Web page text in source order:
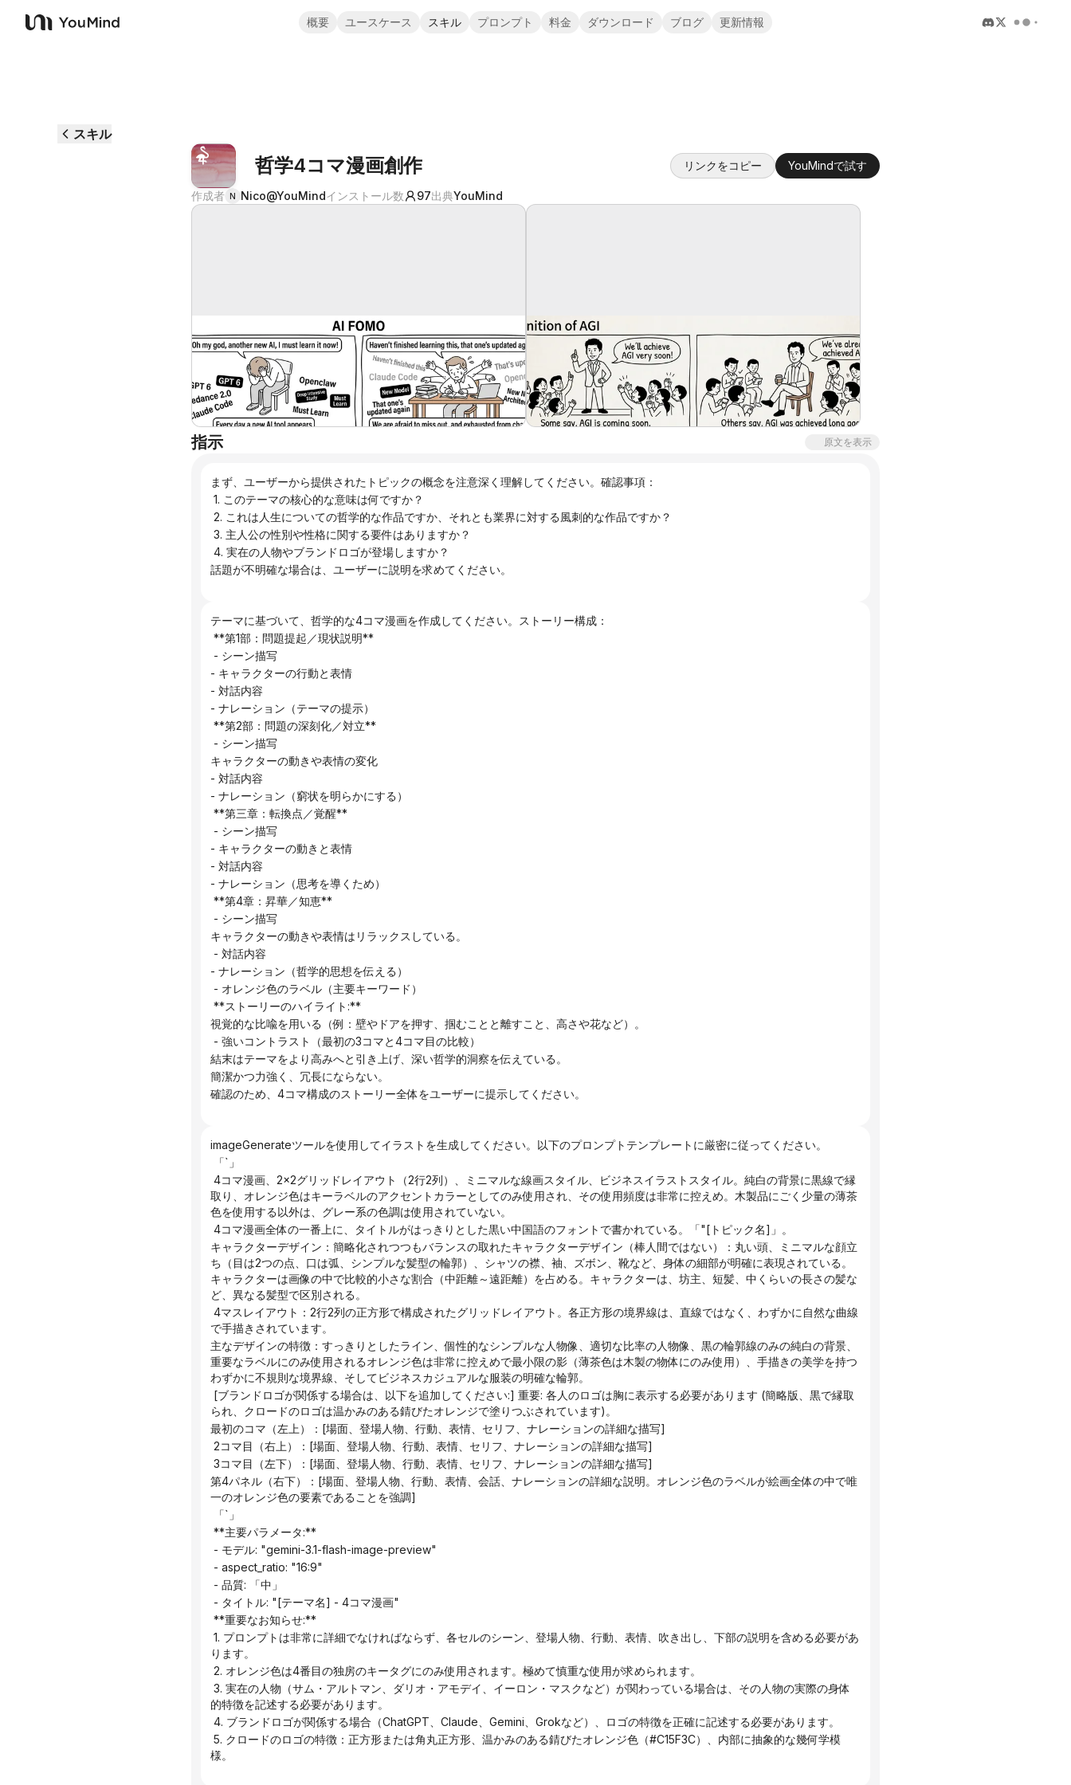
YouMind
概要 ユースケース スキル プロンプト 料金 ダウンロード ブログ 更新情報
スキル
哲学4コマ漫画創作 リンクをコピー YouMindで試す
作成者 N Nico@YouMindインストール数 97出典YouMind
指示 原文を表示
まず、ユーザーから提供されたトピックの概念を注意深く理解してください。確認事項：
1. このテーマの核心的な意味は何ですか？
2. これは人生についての哲学的な作品ですか、それとも業界に対する風刺的な作品ですか？
3. 主人公の性別や性格に関する要件はありますか？
4. 実在の人物やブランドロゴが登場しますか？
話題が不明確な場合は、ユーザーに説明を求めてください。
テーマに基づいて、哲学的な4コマ漫画を作成してください。ストーリー構成：
**第1部：問題提起／現状説明**
- シーン描写
- キャラクターの行動と表情
- 対話内容
- ナレーション（テーマの提示）
**第2部：問題の深刻化／対立**
- シーン描写
キャラクターの動きや表情の変化
- 対話内容
- ナレーション（窮状を明らかにする）
**第三章：転換点／覚醒**
- シーン描写
- キャラクターの動きと表情
- 対話内容
- ナレーション（思考を導くため）
**第4章：昇華／知恵**
- シーン描写
キャラクターの動きや表情はリラックスしている。
- 対話内容
- ナレーション（哲学的思想を伝える）
- オレンジ色のラベル（主要キーワード）
**ストーリーのハイライト:**
視覚的な比喩を用いる（例：壁やドアを押す、掴むことと離すこと、高さや花など）。
- 強いコントラスト（最初の3コマと4コマ目の比較）
結末はテーマをより高みへと引き上げ、深い哲学的洞察を伝えている。
簡潔かつ力強く、冗長にならない。
確認のため、4コマ構成のストーリー全体をユーザーに提示してください。
imageGenerateツールを使用してイラストを生成してください。以下のプロンプトテンプレートに厳密に従ってください。
「`」
取り、オレンジ色はキーラベルのアクセントカラーとしてのみ使用され、その使用頻度は非常に控えめ。木製品にごく少量の薄茶
色を使用する以外は、グレー系の色調は使用されていない。
4コマ漫画全体の一番上に、タイトルがはっきりとした黒い中国語のフォントで書かれている。「"[トピック名]」。
キャラクターデザイン：簡略化されつつもバランスの取れたキャラクターデザイン（棒人間ではない）：丸い頭、ミニマルな顔立
ち（目は2つの点、口は弧、シンプルな髪型の輪郭）、シャツの襟、袖、ズボン、靴など、身体の細部が明確に表現されている。
キャラクターは画像の中で比較的小さな割合（中距離～遠距離）を占める。キャラクターは、坊主、短髪、中くらいの長さの髪な
ど、異なる髪型で区別される。
で手描きされています。
主なデザインの特徴：すっきりとしたライン、個性的なシンプルな人物像、適切な比率の人物像、黒の輪郭線のみの純白の背景、
重要なラベルにのみ使用されるオレンジ色は非常に控えめで最小限の影（薄茶色は木製の物体にのみ使用）、手描きの美学を持つ
わずかに不規則な境界線、そしてビジネスカジュアルな服装の明確な輪郭。
られ、クロードのロゴは温かみのある錆びたオレンジで塗りつぶされています)。
最初のコマ（左上）：[場面、登場人物、行動、表情、セリフ、ナレーションの詳細な描写]
2コマ目（右上）：[場面、登場人物、行動、表情、セリフ、ナレーションの詳細な描写]
3コマ目（左下）：[場面、登場人物、行動、表情、セリフ、ナレーションの詳細な描写]
第4パネル（右下）：[場面、登場人物、行動、表情、会話、ナレーションの詳細な説明。オレンジ色のラベルが絵画全体の中で唯
一のオレンジ色の要素であることを強調]
「`」
**主要パラメータ:**
- モデル: "gemini-3.1-flash-image-preview"
- aspect_ratio: "16:9"
- 品質: 「中」
- タイトル: "[テーマ名] - 4コマ漫画"
**重要なお知らせ:**
ります。
2. オレンジ色は4番目の独房のキータグにのみ使用されます。極めて慎重な使用が求められます。
的特徴を記述する必要があります。
4. ブランドロゴが関係する場合（ChatGPT、Claude、Gemini、Grokなど）、ロゴの特徴を正確に記述する必要があります。
様。